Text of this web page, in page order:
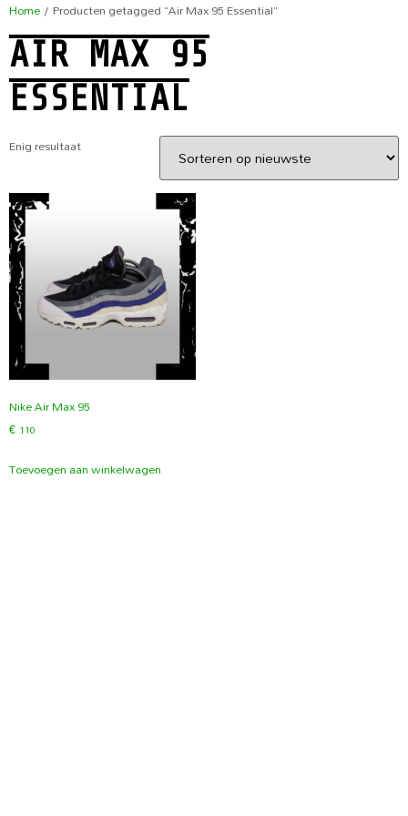
Home/ Producten getagged “Air Max 95 Essential”
AIR MAX 95
ESSENTIAL
Enig resultaat
Nike Air Max 95
€ 110
Toevoegen aan winkelwagen